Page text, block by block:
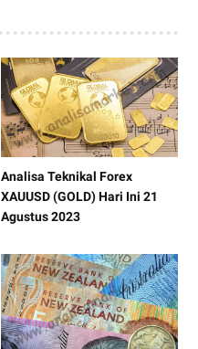
Analisa Teknikal Forex
XAUUSD (GOLD) Hari Ini 21
Agustus 2023